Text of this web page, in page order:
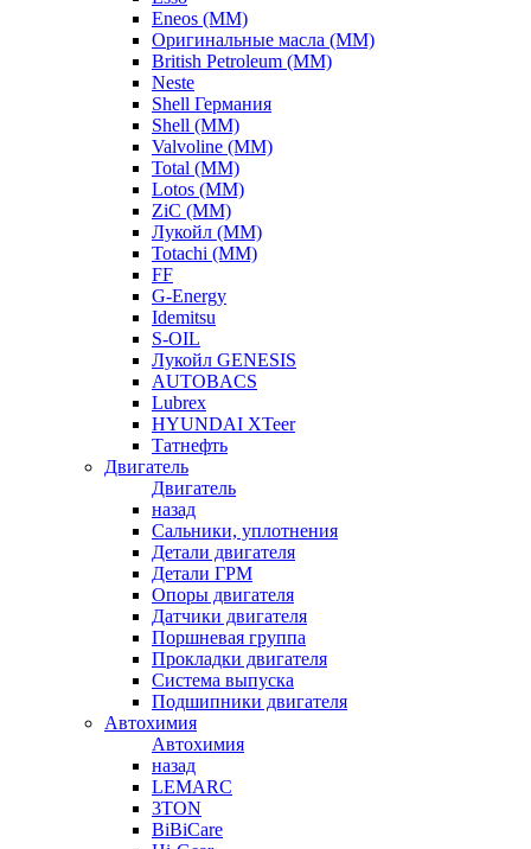
Eneos (ММ)
Оригинальные масла (ММ)
British Petroleum (ММ)
Neste
Shell Германия
Shell (ММ)
Valvoline (ММ)
Total (ММ)
Lotos (ММ)
ZiC (ММ)
Лукойл (ММ)
Totachi (MM)
FF
G-Energy
Idemitsu
S-OIL
Лукойл GENESIS
AUTOBACS
Lubrex
HYUNDAI XTeer
Татнефть
Двигатель
Двигатель
назад
Сальники, уплотнения
Детали двигателя
Детали ГРМ
Опоры двигателя
Датчики двигателя
Поршневая группа
Прокладки двигателя
Система выпуска
Подшипники двигателя
Автохимия
Автохимия
назад
LEMARC
3TON
BiBiCare